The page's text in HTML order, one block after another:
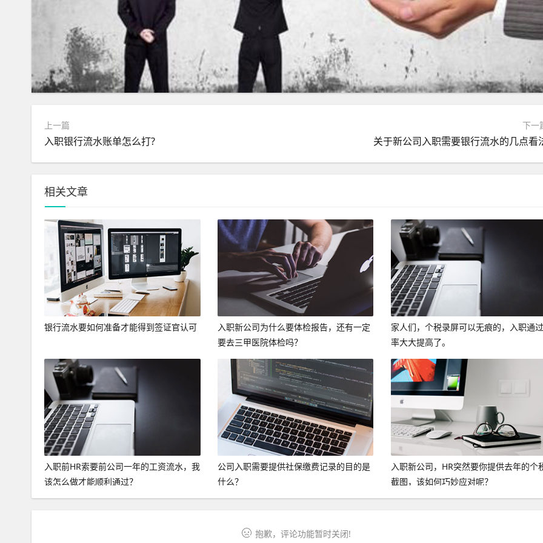
上一篇
入职银行流水账单怎么打?
下一
关于新公司入职需要银行流水的几点看
相关文章
银行流水要如何准备才能得到签证官认可
入职新公司为什么要体检报告，还有一定
要去三甲医院体检吗？
家人们，个税录屏可以无痕的，入职通过
率大大提高了。
入职前HR索要前公司一年的工资流水，我
该怎么做才能顺利通过？
公司入职需要提供社保缴费记录的目的是
什么？
入职新公司，HR突然要你提供去年的个
截图，该如何巧妙应对呢？
抱歉，评论功能暂时关闭!